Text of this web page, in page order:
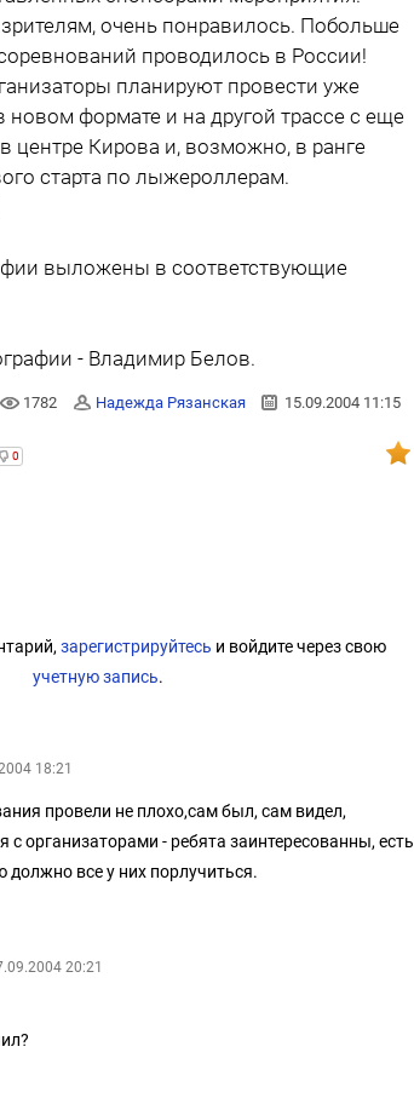
очень понравилось. Побольше
проводилось в России!
планируют провести уже
новом формате и на другой трассе с еще
центре Кирова и, возможно, в ранге
старта по лыжероллерам.
выложены в соответствующие
- Владимир Белов.
1782 Надежда Рязанская 15.09.2004 11:15
0
зарегистрируйтесь и войдите через свою
учетную запись.
18:21
провели не плохо,сам был, сам видел,
организаторами - ребята заинтересованны, есть
все у них порлучиться.
20:21